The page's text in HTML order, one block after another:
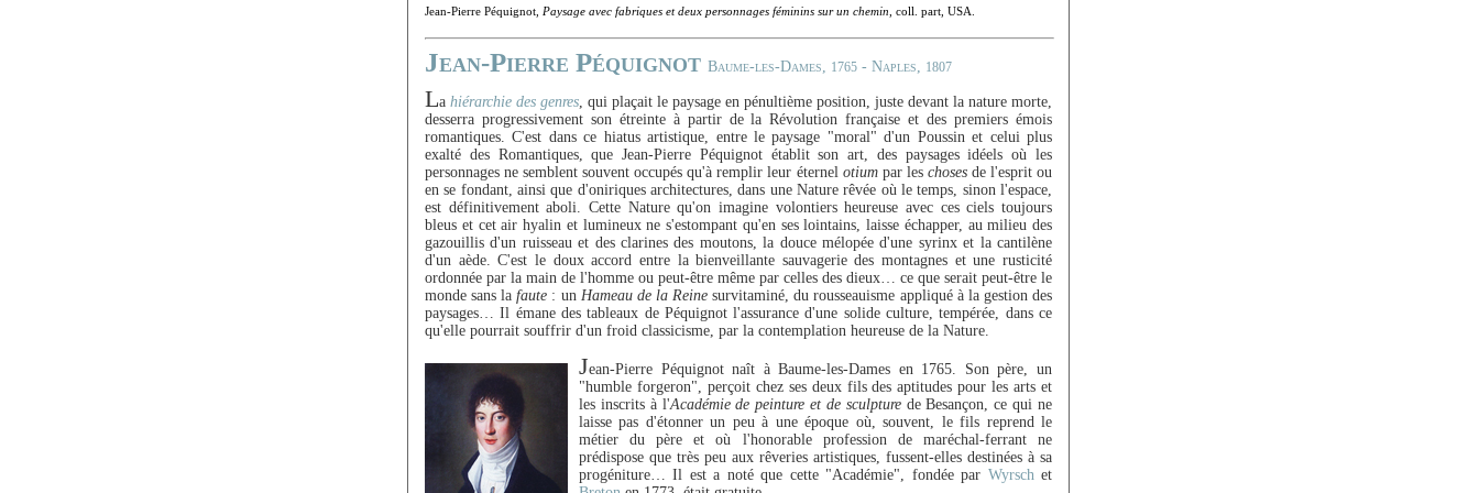
Jean-Pierre Péquignot, Paysage avec fabriques et deux personnages féminins sur un chemin , coll. part, USA.
Jean-Pierre Péquignot Baume-les-Dames, 1765 - Naples, 1807
La hiérarchie des genres, qui plaçait le paysage en pénultième position, juste devant la nature morte,
desserra progressivement son étreinte à partir de la Révolution française et des premiers émois
romantiques. C'est dans ce hiatus artistique, entre le paysage "moral" d'un Poussin et celui plus
exalté des Romantiques, que Jean-Pierre Péquignot établit son art, des paysages idéels où les
personnages ne semblent souvent occupés qu'à remplir leur éternel otiumpar les chosesde l'esprit ou
en se fondant, ainsi que d'oniriques architectures, dans une Nature rêvée où le temps, sinon l'espace,
est définitivement aboli. Cette Nature qu'on imagine volontiers heureuse avec ces ciels toujours
bleus et cet air hyalin et lumineux ne s'estompant qu'en ses lointains, laisse échapper, au milieu des
gazouillis d'un ruisseau et des clarines des moutons, la douce mélopée d'une syrinx et la cantilène
d'un aède. C'est le doux accord entre la bienveillante sauvagerie des montagnes et une rusticité
ordonnée par la main de l'homme ou peut-être même par celles des dieux… ce que serait peut-être le
monde sans lafaute : un Hameau de la Reine survitaminé, du rousseauisme appliqué à la gestion des
paysages… Il émane des tableaux de Péquignot l'assurance d'une solide culture, tempérée, dans ce
qu'elle pourrait souffrir d'un froid classicisme, par la contemplation heureuse de la Nature.
Jean-Pierre Péquignot naît à Baume-les-Dames en 1765. Son père, un
"humble forgeron", perçoit chez ses deux fils des aptitudes pour les arts et
les inscrits à l'Académie de peinture et de sculpturede Besançon, ce qui ne
laisse pas d'étonner un peu à une époque où, souvent, le fils reprend le
métier du père et où l'honorable profession de maréchal-ferrant ne
prédispose que très peu aux rêveries artistiques, fussent-elles destinées à sa
progéniture… Il est a noté que cette "Académie", fondée par Wyrschet